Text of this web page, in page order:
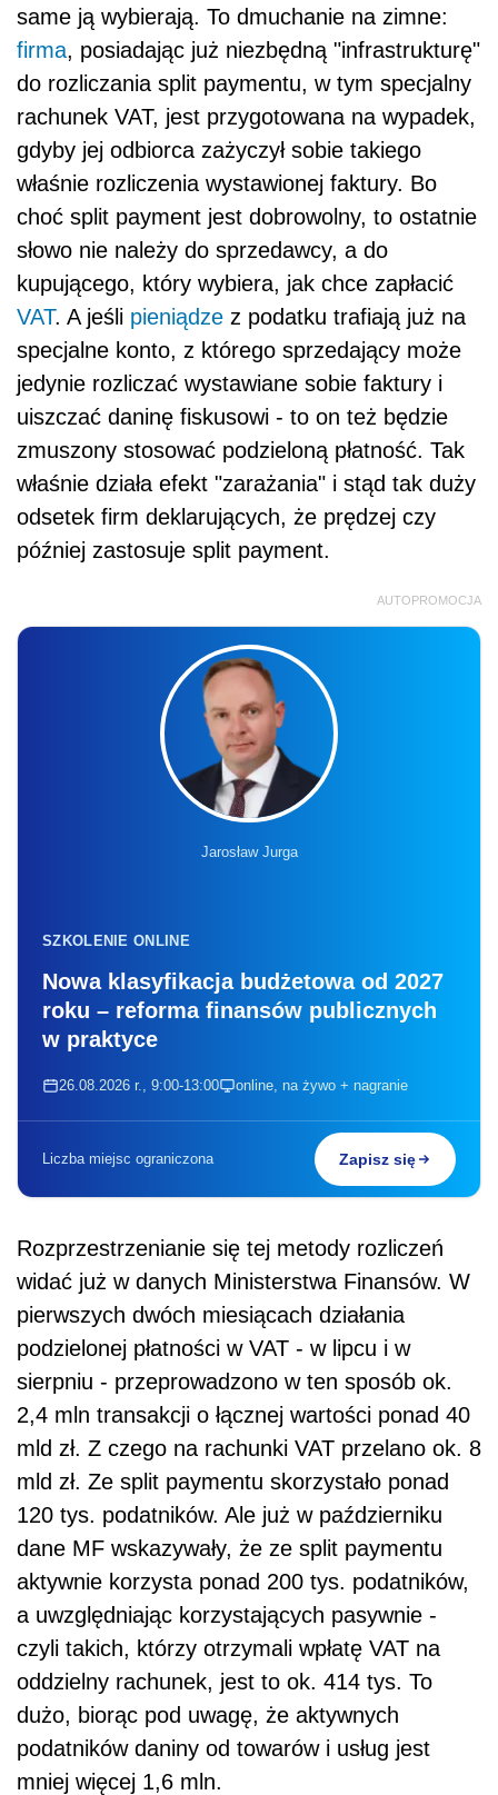
same ją wybierają. To dmuchanie na zimne:
firma, posiadając już niezbędną "infrastrukturę"
do rozliczania split paymentu, w tym specjalny
rachunek VAT, jest przygotowana na wypadek,
gdyby jej odbiorca zażyczył sobie takiego
właśnie rozliczenia wystawionej faktury. Bo
choć split payment jest dobrowolny, to ostatnie
słowo nie należy do sprzedawcy, a do
kupującego, który wybiera, jak chce zapłacić
VAT. A jeśli pieniądze z podatku trafiają już na
specjalne konto, z którego sprzedający może
jedynie rozliczać wystawiane sobie faktury i
uiszczać daninę fiskusowi - to on też będzie
zmuszony stosować podzieloną płatność. Tak
właśnie działa efekt "zarażania" i stąd tak duży
odsetek firm deklarujących, że prędzej czy
później zastosuje split payment.
AUTOPROMOCJA
Jarosław Jurga
SZKOLENIE ONLINE
Nowa klasyfikacja budżetowa od 2027
roku – reforma finansów publicznych
w praktyce
26.08.2026 r., 9:00-13:00 online, na żywo + nagranie
Liczba miejsc ograniczona Zapisz się
Rozprzestrzenianie się tej metody rozliczeń
widać już w danych Ministerstwa Finansów. W
pierwszych dwóch miesiącach działania
podzielonej płatności w VAT - w lipcu i w
sierpniu - przeprowadzono w ten sposób ok.
2,4 mln transakcji o łącznej wartości ponad 40
mld zł. Z czego na rachunki VAT przelano ok. 8
mld zł. Ze split paymentu skorzystało ponad
120 tys. podatników. Ale już w październiku
dane MF wskazywały, że ze split paymentu
aktywnie korzysta ponad 200 tys. podatników,
a uwzględniając korzystających pasywnie -
czyli takich, którzy otrzymali wpłatę VAT na
oddzielny rachunek, jest to ok. 414 tys. To
dużo, biorąc pod uwagę, że aktywnych
podatników daniny od towarów i usług jest
mniej więcej 1,6 mln.